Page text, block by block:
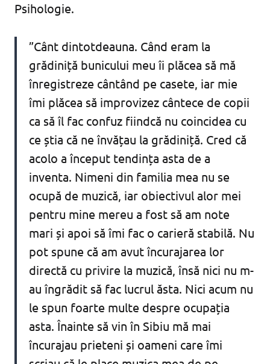
Psihologie.
”Cânt dintotdeauna. Când eram la
grădiniță bunicului meu îi plăcea să mă
înregistreze cântând pe casete, iar mie
îmi plăcea să improvizez cântece de copii
ca să îl fac confuz fiindcă nu coincidea cu
ce știa că ne învățau la grădiniță. Cred că
acolo a început tendința asta de a
inventa. Nimeni din familia mea nu se
ocupă de muzică, iar obiectivul alor mei
pentru mine mereu a fost să am note
mari și apoi să îmi fac o carieră stabilă. Nu
pot spune că am avut încurajarea lor
directă cu privire la muzică, însă nici nu m-
au îngrădit să fac lucrul ăsta. Nici acum nu
le spun foarte multe despre ocupația
asta. Înainte să vin în Sibiu mă mai
încurajau prieteni și oameni care îmi